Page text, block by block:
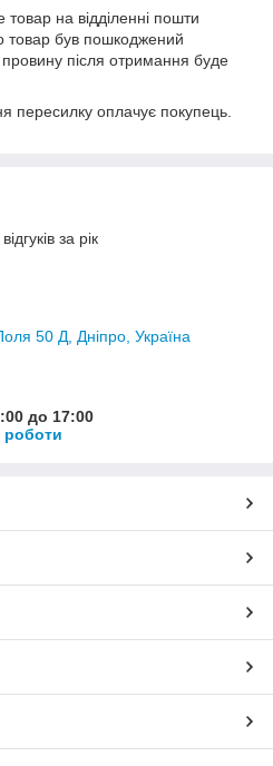
на відділенні пошти
товар був пошкоджений
після отримання буде
пересилку оплачує покупець.
за рік
50 Д, Дніпро, Україна
до 17:00
роботи